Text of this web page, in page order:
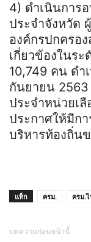
4) ดำเนินการ
ประจำจังหวัด
องค์กรปกครอ
เกี่ยวข้องในร
10,749 คน ดำ
กันยายน
ประจำหน่วยเ
ประกาศให้มีก
บริหารท้องถิ่น
แท็ก ครม. ครม.
บทความก่อนหน้านี้